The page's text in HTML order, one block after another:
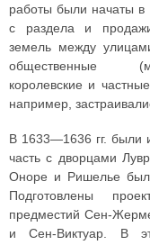
работы были начаты в
с раздела и
земель между
общественные
королевские и
например,
В 1633—1636 гг. были
часть с дворцами
Оноре и Ришелье
Подготовлены
предместий Сен-
и Сен-Виктуар. В